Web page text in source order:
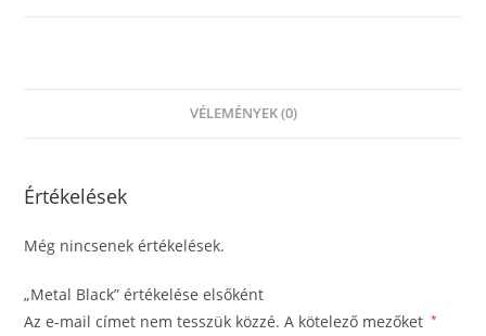
VÉLEMÉNYEK (0)
Értékelések
Még nincsenek értékelések.
„Metal Black” értékelése elsőként
Az e-mail címet nem tesszük közzé. A kötelező mezőket *